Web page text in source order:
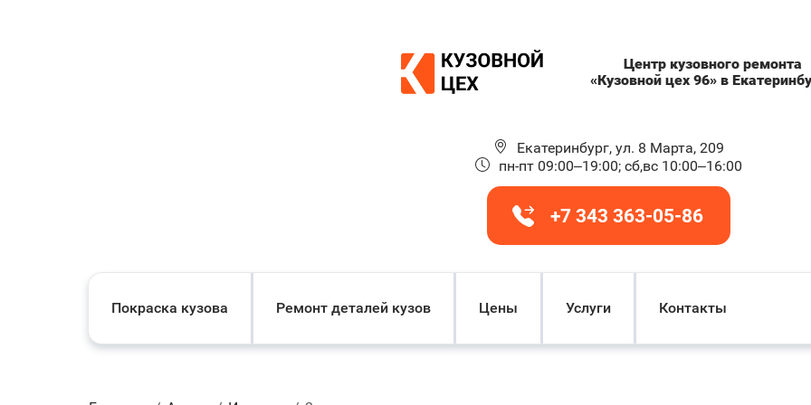
Центр кузовного ремонта
«Кузовной цех 96» в
Екатеринбург, ул. 8 Марта, 209
пн-пт 09:00–19:00; сб,вс 10:00–16:00
+7 343 363-05-86
Покраска кузова Ремонт деталей кузов Цены Услуги Контакты